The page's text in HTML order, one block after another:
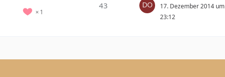
1
43
17. Dezember 2014 um
23:12